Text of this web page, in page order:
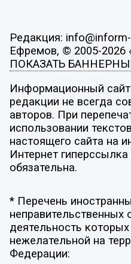
Редакция:
Ефремов, © 2005-2026
ПОКАЗАТЬ
Информационный
редакции не всегда
авторов. При
использовании
настоящего сайта на
Интернет
обязательна.
* Перечень
неправительственных
деятельность которых
нежелательной на
Федерации: